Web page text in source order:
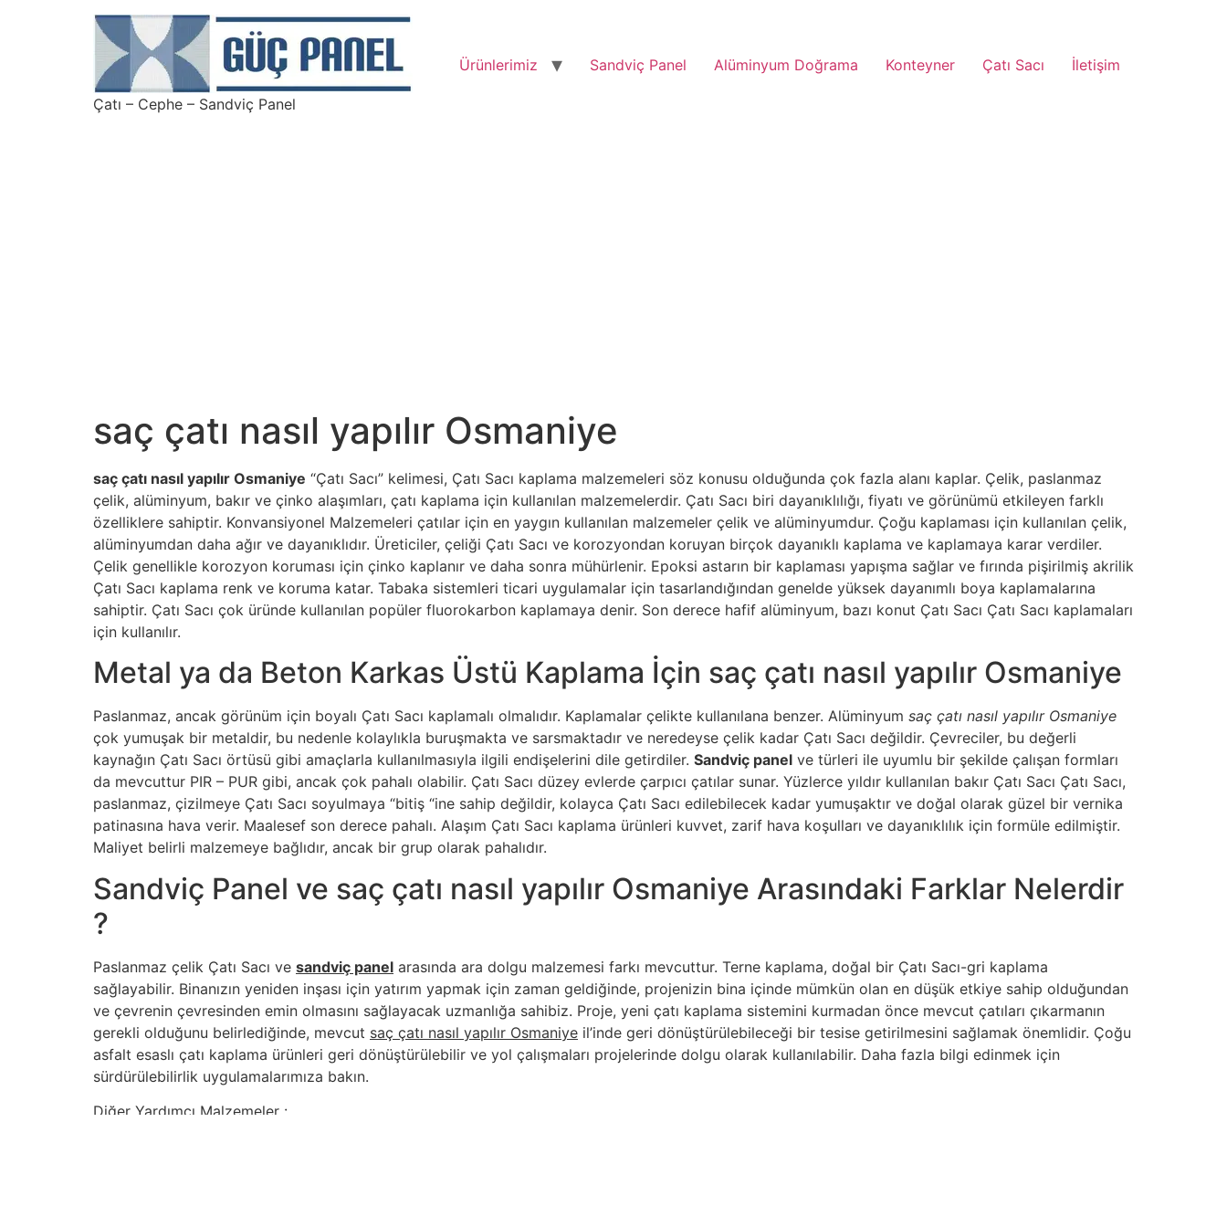
Çatı – Cephe – Sandviç Panel
Ürünlerimiz Sandviç Panel Alüminyum Doğrama Konteyner Çatı Sacı İletişim
saç çatı nasıl yapılır Osmaniye
saç çatı nasıl yapılır Osmaniye “Çatı Sacı” kelimesi, Çatı Sacı kaplama malzemeleri söz konusu olduğunda çok fazla alanı kaplar. Çelik, paslanmaz
çelik, alüminyum, bakır ve çinko alaşımları, çatı kaplama için kullanılan malzemelerdir. Çatı Sacı biri dayanıklılığı, fiyatı ve görünümü etkileyen farklı
özelliklere sahiptir. Konvansiyonel Malzemeleri çatılar için en yaygın kullanılan malzemeler çelik ve alüminyumdur. Çoğu kaplaması için kullanılan çelik,
alüminyumdan daha ağır ve dayanıklıdır. Üreticiler, çeliği Çatı Sacı ve korozyondan koruyan birçok dayanıklı kaplama ve kaplamaya karar verdiler.
Çelik genellikle korozyon koruması için çinko kaplanır ve daha sonra mühürlenir. Epoksi astarın bir kaplaması yapışma sağlar ve fırında pişirilmiş akrilik
Çatı Sacı kaplama renk ve koruma katar. Tabaka sistemleri ticari uygulamalar için tasarlandığından genelde yüksek dayanımlı boya kaplamalarına
sahiptir. Çatı Sacı çok üründe kullanılan popüler fluorokarbon kaplamaya denir. Son derece hafif alüminyum, bazı konut Çatı Sacı Çatı Sacı kaplamaları
için kullanılır.
Metal ya da Beton Karkas Üstü Kaplama İçin saç çatı nasıl yapılır Osmaniye
Paslanmaz, ancak görünüm için boyalı Çatı Sacı kaplamalı olmalıdır. Kaplamalar çelikte kullanılana benzer. Alüminyum saç çatı nasıl yapılır Osmaniye
çok yumuşak bir metaldir, bu nedenle kolaylıkla buruşmakta ve sarsmaktadır ve neredeyse çelik kadar Çatı Sacı değildir. Çevreciler, bu değerli
kaynağın Çatı Sacı örtüsü gibi amaçlarla kullanılmasıyla ilgili endişelerini dile getirdiler. Sandviç panel ve türleri ile uyumlu bir şekilde çalışan formları
da mevcuttur PIR – PUR gibi, ancak çok pahalı olabilir. Çatı Sacı düzey evlerde çarpıcı çatılar sunar. Yüzlerce yıldır kullanılan bakır Çatı Sacı Çatı Sacı,
paslanmaz, çizilmeye Çatı Sacı soyulmaya “bitiş “ine sahip değildir, kolayca Çatı Sacı edilebilecek kadar yumuşaktır ve doğal olarak güzel bir vernika
patinasına hava verir. Maalesef son derece pahalı. Alaşım Çatı Sacı kaplama ürünleri kuvvet, zarif hava koşulları ve dayanıklılık için formüle edilmiştir.
Maliyet belirli malzemeye bağlıdır, ancak bir grup olarak pahalıdır.
Sandviç Panel ve saç çatı nasıl yapılır Osmaniye Arasındaki Farklar Nelerdir
?
Paslanmaz çelik Çatı Sacı ve sandviç panel arasında ara dolgu malzemesi farkı mevcuttur. Terne kaplama, doğal bir Çatı Sacı-gri kaplama
sağlayabilir. Binanızın yeniden inşası için yatırım yapmak için zaman geldiğinde, projenizin bina içinde mümkün olan en düşük etkiye sahip olduğundan
ve çevrenin çevresinden emin olmasını sağlayacak uzmanlığa sahibiz. Proje, yeni çatı kaplama sistemini kurmadan önce mevcut çatıları çıkarmanın
gerekli olduğunu belirlediğinde, mevcut saç çatı nasıl yapılır Osmaniye il’inde geri dönüştürülebileceği bir tesise getirilmesini sağlamak önemlidir. Çoğu
asfalt esaslı çatı kaplama ürünleri geri dönüştürülebilir ve yol çalışmaları projelerinde dolgu olarak kullanılabilir. Daha fazla bilgi edinmek için
sürdürülebilirlik uygulamalarımıza bakın.
Diğer Yardımcı Malzemeler :